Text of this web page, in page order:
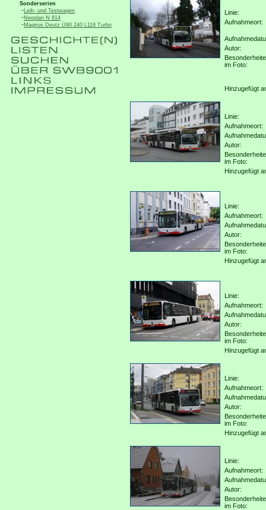
Sonderserien
-Leih- und Testwagen
-Neoplan N 814
-Magirus Deutz Ü80 240 L118 Turbo
Linie:
Aufnahmeort:
Autor:
im Foto:
Hinzugefügt
Linie:
Aufnahmeort:
Autor:
im Foto:
Hinzugefügt
Linie:
Aufnahmeort:
Autor:
im Foto:
Hinzugefügt
Linie:
Aufnahmeort:
Autor:
im Foto:
Hinzugefügt
Linie:
Aufnahmeort:
Autor:
im Foto:
Hinzugefügt
Linie:
Aufnahmeort:
Autor:
im Foto: